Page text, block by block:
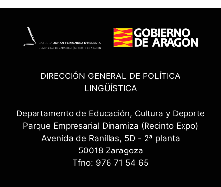
DIRECCIÓN GENERAL DE POLÍTICA
LINGÜÍSTICA
Departamento de Educación, Cultura y Deporte
Parque Empresarial Dinamiza (Recinto Expo)
Avenida de Ranillas, 5D - 2ª planta
50018 Zaragoza
Tfno: 976 71 54 65